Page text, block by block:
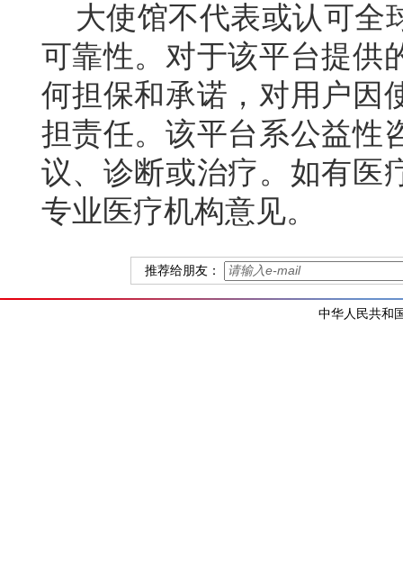
大使馆不代表或认可全
可靠性。对于该平台提供
何担保和承诺，对用户因
担责任。该平台系公益性
议、诊断或治疗。如有医
专业医疗机构意见。
推荐给朋友：
中华人民共和